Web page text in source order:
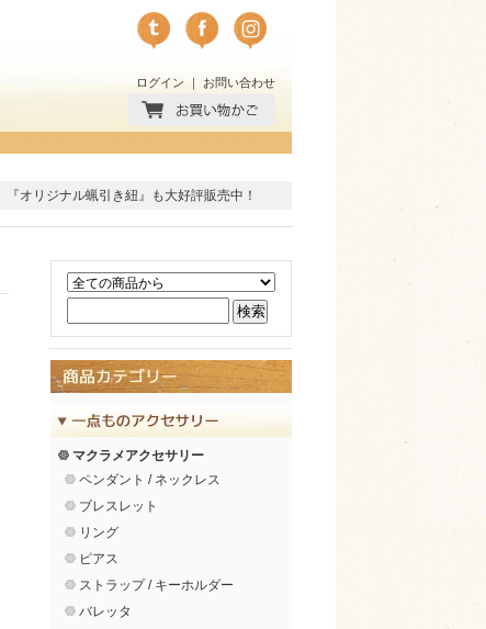
ログイン ｜ お問い合わせ
『オリジナル蝋引き紐』 も大好評販売中！
マクラメアクセサリー
ペンダント / ネックレス
ブレスレット
リング
ピアス
ストラップ / キーホルダー
バレッタ